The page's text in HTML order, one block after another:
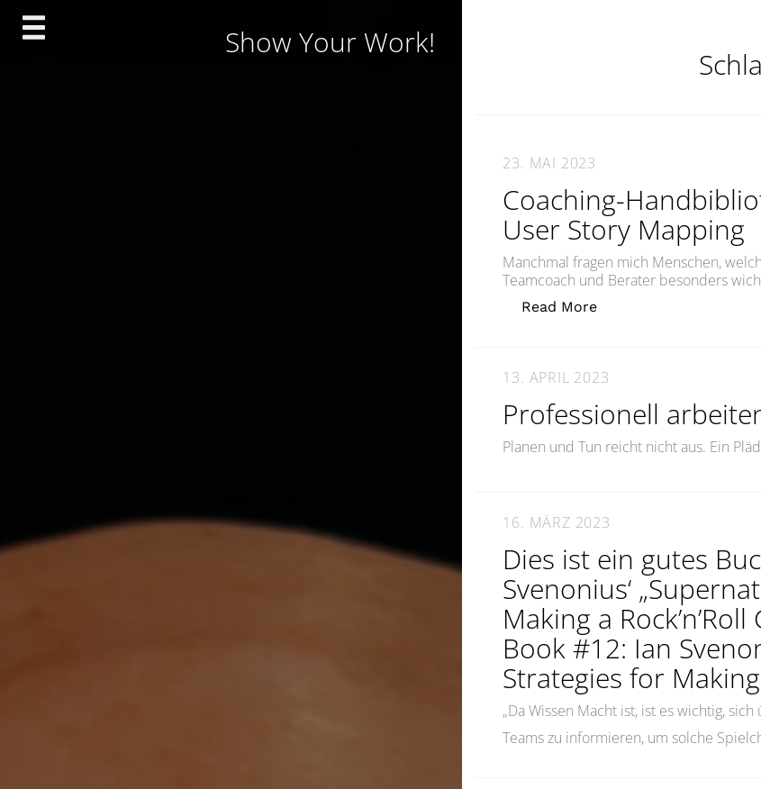
Skip
Show Your Work!
23. MAI 2023
Coaching-
User Story Mapping
Manchmal fragen mich Menschen,
Teamcoach und Berater besonders
Read More„Coaching-
13. APRIL 2023
Professionell
Planen und Tun reicht nicht aus. Ein
16. MÄRZ 2023
Dies ist ein gutes
Svenonius‘
Making a
Book #12: Ian
Strategies for Making
„Da Wissen Macht ist, ist es wichtig,
Teams zu informieren, um solche